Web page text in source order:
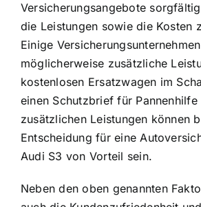
Versicherungsangebote
die Leistungen sowie die Kosten
Einige
möglicherweise zusätzliche
kostenlosen Ersatzwagen im
einen Schutzbrief für Pannenhilfe
zusätzlichen Leistungen können
Entscheidung für eine
Audi S3 von Vorteil sein.
Neben den oben genannten